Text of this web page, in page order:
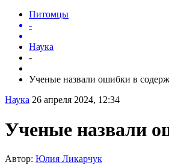
Питомцы
-
Наука
-
Ученые назвали ошибки в
Наука 26 апреля 2024, 12:34
Ученые назвали
Автор: Юлия Ликарчук